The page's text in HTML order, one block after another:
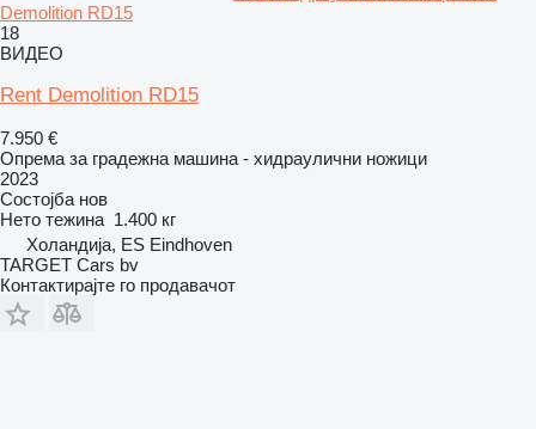
Demolition RD15
18
ВИДЕО
Rent Demolition RD15
7.950 €
Опрема за градежна машина - хидраулични ножици
2023
Состојба нов
Нето тежина 1.400 кг
Холандија, ES Eindhoven
TARGET Cars bv
Контактирајте го продавачот